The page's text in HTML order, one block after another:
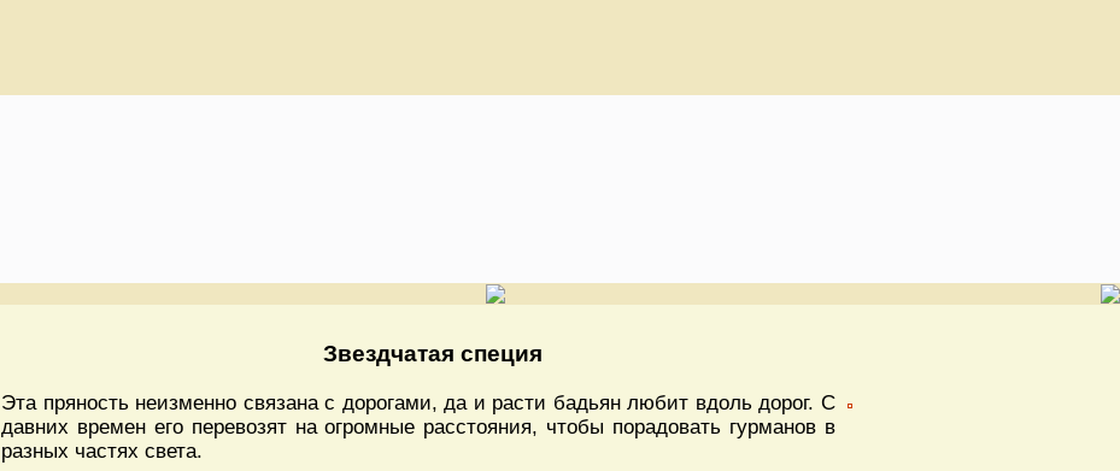
Звездчатая специя
Эта пряность неизменно связана с дорогами, да и расти бадьян любит вдоль дорог. С
давних времен его перевозят на огромные расстояния, чтобы порадовать гурманов в
разных частях света.